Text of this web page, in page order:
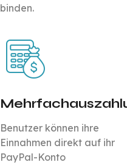
binden.
Benutzer können ihre
Einnahmen direkt auf ihr
PayPal-Konto